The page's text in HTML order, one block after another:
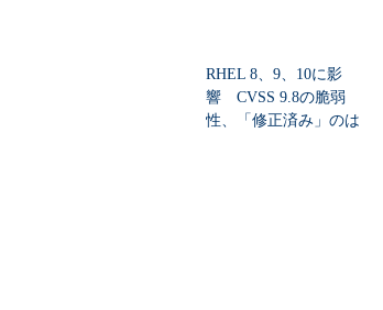
RHEL 8、9、10に影
響 CVSS 9.8の脆弱
性、「修正済み」のは